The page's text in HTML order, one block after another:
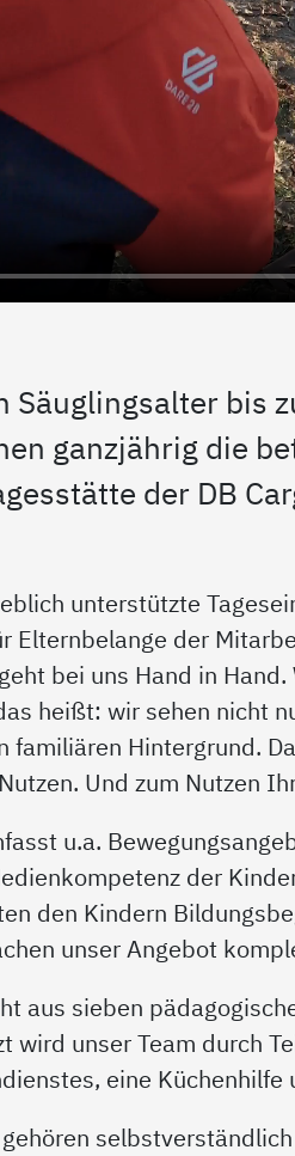
Säuglingsalter bis
ganzjährig die
der DB
unterstützte
Elternbelange der
bei uns Hand in
heißt: wir sehen nicht
familiären Hintergrund.
Und zum Nutzen
u.a.
der
den Kindern
unser Angebot
aus sieben
wird unser Team durch
eine Küchenhilfe